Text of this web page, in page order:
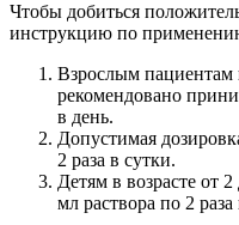
Чтобы добиться
инструкцию по
Взрослым пациентам
рекомендовано
в день.
Допустимая
2 раза в сутки.
Детям в возрасте от
мл раствора по 2 раза